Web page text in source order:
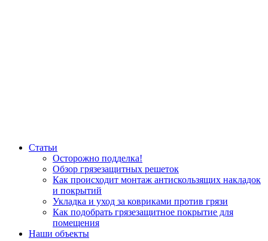
Статьи
Осторожно подделка!
Обзор грязезащитных решеток
Как происходит монтаж антискользящих накладок
и покрытий
Укладка и уход за ковриками против грязи
Как подобрать грязезащитное покрытие для
помещения
Наши объекты